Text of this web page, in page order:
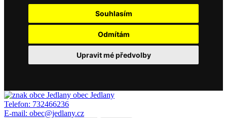
Souhlasím
Odmítám
Upravit mé předvolby
obec Jedlany
Telefon: 732466236
E-mail: obec@jedlany.cz